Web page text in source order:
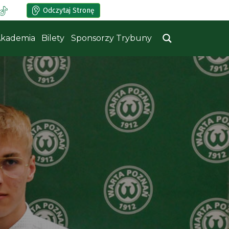
Odczytaj Stronę
Bilety Sponsorzy Trybuny